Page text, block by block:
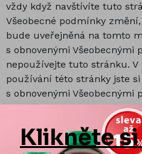
vždy když navštívíte tuto
Všeobecné podmínky
bude uveřejněná na tomto
s obnovenými Všeobecnými
nepoužívejte tuto stránku.
používání této stránky jste
s obnovenými Všeobecnými